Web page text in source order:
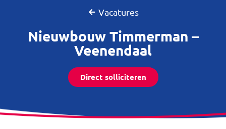
Vacatures
Nieuwbouw Timmerman –
Veenendaal
Direct solliciteren